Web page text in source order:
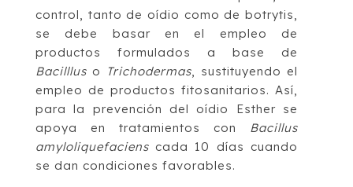
control, tanto de oídio como de botrytis,
se debe basar en el empleo de
productos formulados a base de
Bacillluso Trichodermas, sustituyendo el
empleo de productos fitosanitarios. Así,
para la prevención del oídio Esther se
apoya en tratamientos con Bacillus
amyloliquefacienscada 10 días cuando
se dan condiciones favorables.